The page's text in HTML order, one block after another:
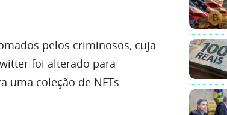
pelos criminosos, cuja
foi alterado para
uma coleção de NFTs